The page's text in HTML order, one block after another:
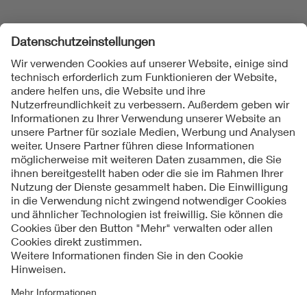
Folgen Sie uns
Kontakt
Impressum
Datenschutzinformationen
Cookie Hinweise